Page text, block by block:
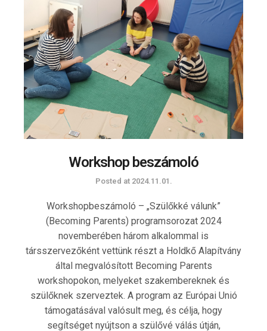
Workshop beszámoló
Posted at 2024.11.01.
Workshopbeszámoló – „Szülőkké válunk”
(Becoming Parents) programsorozat 2024
novemberében három alkalommal is
társszervezőként vettünk részt a Holdkő Alapítvány
által megvalósított Becoming Parents
workshopokon, melyeket szakembereknek és
szülőknek szerveztek. A program az Európai Unió
támogatásával valósult meg, és célja, hogy
segítséget nyújtson a szülővé válás útján,